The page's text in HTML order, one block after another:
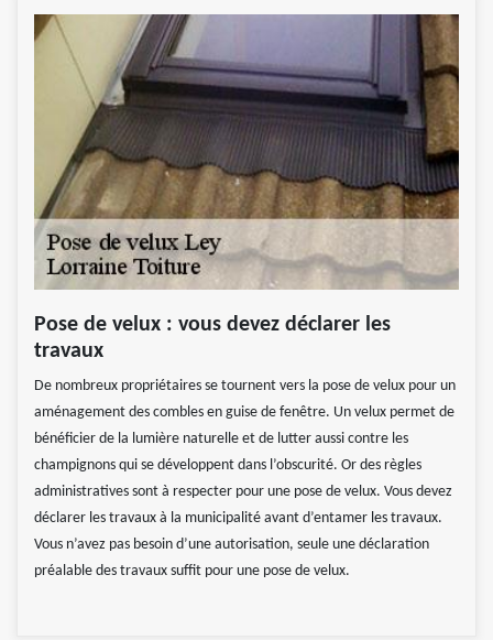
Pose de velux : vous devez déclarer les
travaux
De nombreux propriétaires se tournent vers la pose de velux pour un
aménagement des combles en guise de fenêtre. Un velux permet de
bénéficier de la lumière naturelle et de lutter aussi contre les
champignons qui se développent dans l’obscurité. Or des règles
administratives sont à respecter pour une pose de velux. Vous devez
déclarer les travaux à la municipalité avant d’entamer les travaux.
Vous n’avez pas besoin d’une autorisation, seule une déclaration
préalable des travaux suffit pour une pose de velux.